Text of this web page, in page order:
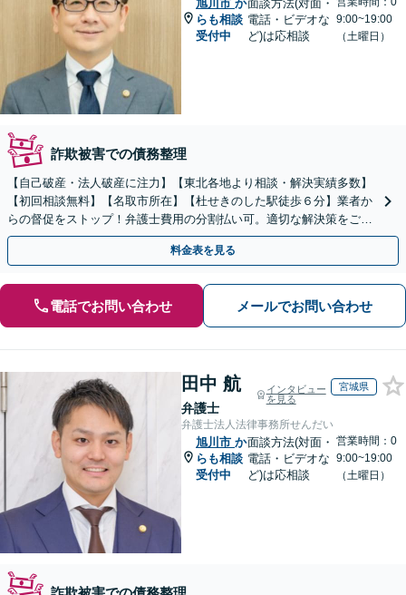
旭川市 か
らも相談
受付中
面談方法(対面・
電話・ビデオな
ど)は応相談
9:00~19:00
（土曜日）
詐欺被害での債務整理
【自己破産・法人破産に注力】【東北各地より相談・解決実績多数】
【初回相談無料】【名取市所在】【杜せきのした駅徒歩６分】業者か
らの督促をストップ！弁護士費用の分割払い可。適切な解決策をご提
案します【土曜相談可】【駐車場完備】【完全個室】
料金表を見る
電話でお問い合わせ メールでお問い合わせ
田中 航
弁護士
インタビュー
を見る
宮城県
弁護士法人法律事務所せんだい
旭川市 か
らも相談
受付中
面談方法(対面・
電話・ビデオな
ど)は応相談
営業時間：0
9:00~19:00
（土曜日）